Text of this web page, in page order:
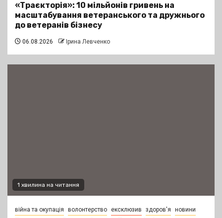
«Траєкторія»: 10 мільйонів гривень на
масштабування ветеранського та дружнього
до ветеранів бізнесу
06.08.2026 Ірина Левченко
1 хвилина на читання
війна та окупація волонтерство ексклюзив здоров'я новини